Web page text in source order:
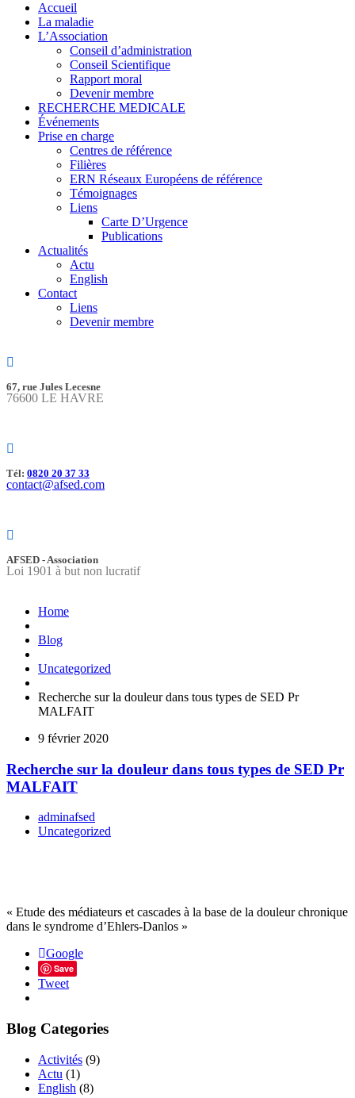
Accueil
La maladie
L’Association
Conseil d’administration
Conseil Scientifique
Rapport moral
Devenir membre
RECHERCHE MEDICALE
Événements
Prise en charge
Centres de référence
Filières
ERN Réseaux Européens de référence
Témoignages
Liens
Carte D’Urgence
Publications
Actualités
Actu
English
Contact
Liens
Devenir membre
67, rue Jules Lecesne
76600 LE HAVRE
Tél: 0820 20 37 33
contact@afsed.com
AFSED - Association
Loi 1901 à but non lucratif
Home
Blog
Uncategorized
Recherche sur la douleur dans tous types de SED Pr
MALFAIT
9 février 2020
Recherche sur la douleur dans tous types de SED Pr
MALFAIT
adminafsed
Uncategorized
« Etude des médiateurs et cascades à la base de la douleur chronique
dans le syndrome d’Ehlers-Danlos »
Google
Save
Tweet
Blog Categories
Activités (9)
Actu (1)
English (8)